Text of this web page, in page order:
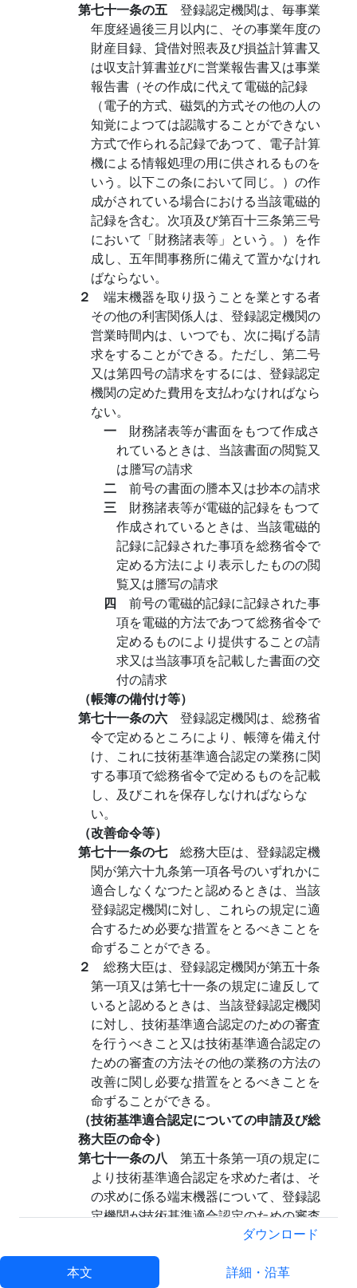
第七十一条の五 登録認定機関は、毎事業
年度経過後三月以内に、その事業年度の
財産目録、貸借対照表及び損益計算書又
は収支計算書並びに営業報告書又は事業
報告書（その作成に代えて電磁的記録
（電子的方式、磁気的方式その他の人の
知覚によつては認識することができない
方式で作られる記録であつて、電子計算
機による情報処理の用に供されるものを
いう。以下この条において同じ。）の作
成がされている場合における当該電磁的
記録を含む。次項及び第百十三条第三号
において「財務諸表等」という。）を作
成し、五年間事務所に備えて置かなけれ
ばならない。
２ 端末機器を取り扱うことを業とする者
その他の利害関係人は、登録認定機関の
営業時間内は、いつでも、次に掲げる請
求をすることができる。ただし、第二号
又は第四号の請求をするには、登録認定
機関の定めた費用を支払わなければなら
ない。
一 財務諸表等が書面をもつて作成さ
れているときは、当該書面の閲覧又
は謄写の請求
二 前号の書面の謄本又は抄本の請求
三 財務諸表等が電磁的記録をもつて
作成されているときは、当該電磁的
記録に記録された事項を総務省令で
定める方法により表示したものの閲
覧又は謄写の請求
四 前号の電磁的記録に記録された事
項を電磁的方法であつて総務省令で
定めるものにより提供することの請
求又は当該事項を記載した書面の交
付の請求
（帳簿の備付け等）
第七十一条の六 登録認定機関は、総務省
令で定めるところにより、帳簿を備え付
け、これに技術基準適合認定の業務に関
する事項で総務省令で定めるものを記載
し、及びこれを保存しなければならな
い。
（改善命令等）
第七十一条の七 総務大臣は、登録認定機
関が第六十九条第一項各号のいずれかに
適合しなくなつたと認めるときは、当該
登録認定機関に対し、これらの規定に適
合するため必要な措置をとるべきことを
命ずることができる。
２ 総務大臣は、登録認定機関が第五十条
第一項又は第七十一条の規定に違反して
いると認めるときは、当該登録認定機関
に対し、技術基準適合認定のための審査
を行うべきこと又は技術基準適合認定の
ための審査の方法その他の業務の方法の
改善に関し必要な措置をとるべきことを
命ずることができる。
（技術基準適合認定についての申請及び総
務大臣の命令）
第七十一条の八 第五十条第一項の規定に
より技術基準適合認定を求めた者は、そ
の求めに係る端末機器について、登録認
定機関が技術基準適合認定のための審査
を行わない場合又は登録認定機関の技術
基準適合認定の結果に異議のある場合
は、総務大臣に対し、登録認定機関が技
ダウンロード
本文 詳細・沿革